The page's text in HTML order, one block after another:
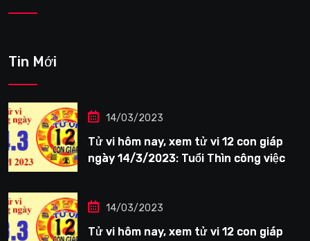
Tin Mới
14/03/2023
Tử vi hôm nay, xem tử vi 12 con giáp
ngày 14/3/2023: Tuổi Thìn công việc
14/03/2023
Tử vi hôm nay, xem tử vi 12 con giáp